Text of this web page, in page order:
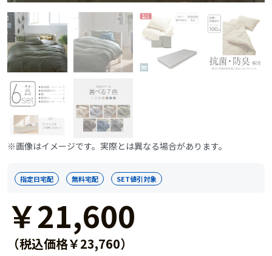
※画像はイメージです。実際とは異なる場合があります。
指定日宅配 無料宅配 SET値引対象
￥21,600
（税込価格￥23,760）